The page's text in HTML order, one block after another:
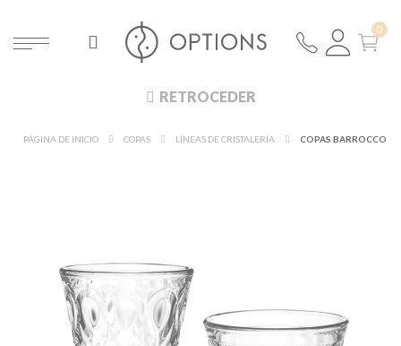
RETROCEDER
PÁGINA DE INICIO COPAS LÍNEAS DE CRISTALERÍA COPAS BARROCCO